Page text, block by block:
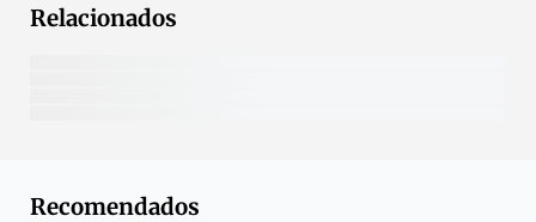
Relacionados
Recomendados